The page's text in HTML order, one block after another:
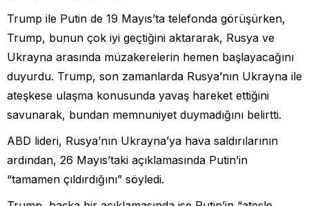
Trump ile Putin de 19 Mayıs’ta telefonda görüşürken,
Trump, bunun çok iyi geçtiğini aktararak, Rusya ve
Ukrayna arasında müzakerelerin hemen başlayacağını
duyurdu. Trump, son zamanlarda Rusya’nın Ukrayna ile
ateşkese ulaşma konusunda yavaş hareket ettiğini
savunarak, bundan memnuniyet duymadığını belirtti.
ABD lideri, Rusya’nın Ukrayna’ya hava saldırılarının
ardından, 26 Mayıs’taki açıklamasında Putin’in
“tamamen çıldırdığını” söyledi.